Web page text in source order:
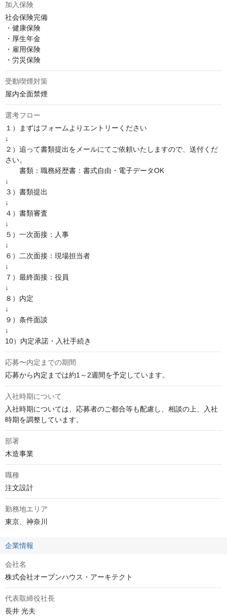
加入保険
社会保険完備
・健康保険
・厚生年金
・雇用保険
・労災保険
受動喫煙対策
屋内全面禁煙
選考フロー
１）まずはフォームよりエントリーください
↓
２）追って書類提出をメールにてご依頼いたしますので、送付くだ
さい。
書類：職務経歴書：書式自由・電子データOK
↓
３）書類提出
↓
４）書類審査
↓
５）一次面接：人事
↓
６）二次面接：現場担当者
↓
７）最終面接：役員
↓
８）内定
↓
９）条件面談
↓
10）内定承諾・入社手続き
応募〜内定までの期間
応募から内定までは約1～2週間を予定しています。
入社時期について
入社時期については、応募者のご都合等も配慮し、相談の上、入社
時期を調整しています。
部署
木造事業
職種
注文設計
勤務地エリア
東京、神奈川
企業情報
会社名
株式会社オープンハウス・アーキテクト
代表取締役社長
長井 光夫